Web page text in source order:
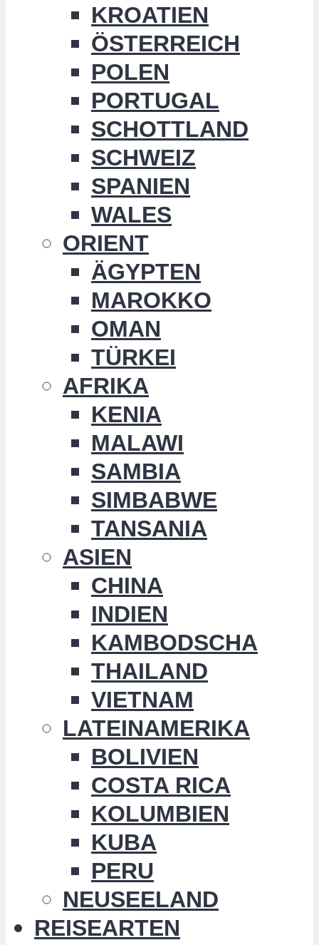
KROATIEN
ÖSTERREICH
POLEN
PORTUGAL
SCHOTTLAND
SCHWEIZ
SPANIEN
WALES
ORIENT
ÄGYPTEN
MAROKKO
OMAN
TÜRKEI
AFRIKA
KENIA
MALAWI
SAMBIA
SIMBABWE
TANSANIA
ASIEN
CHINA
INDIEN
KAMBODSCHA
THAILAND
VIETNAM
LATEINAMERIKA
BOLIVIEN
COSTA RICA
KOLUMBIEN
KUBA
PERU
NEUSEELAND
REISEARTEN